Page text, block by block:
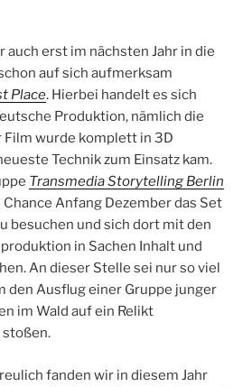
auch erst im nächsten Jahr in die
auf sich aufmerksam
Place. Hierbei handelt es sich
Produktion, nämlich die
Film wurde komplett in 3D
Technik zum Einsatz kam.
Transmedia Storytelling Berlin
Anfang Dezember das Set
besuchen und sich dort mit den
in Sachen Inhalt und
An dieser Stelle sei nur so viel
den Ausflug einer Gruppe junger
im Wald auf ein Relikt
fanden wir in diesem Jahr